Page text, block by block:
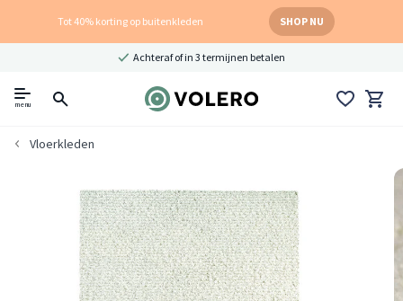
Tot 40% korting op buitenkleden SHOP NU
Achteraf of in 3 termijnen betalen
menu
Vloerkleden